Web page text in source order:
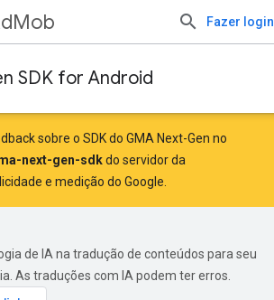
Fazer login
SDK for Android
sobre o SDK do GMA Next-Gen no
next-gen-sdkdo servidor da
e medição do Google.
de IA na tradução de conteúdos para seu
As traduções com IA podem ter erros.